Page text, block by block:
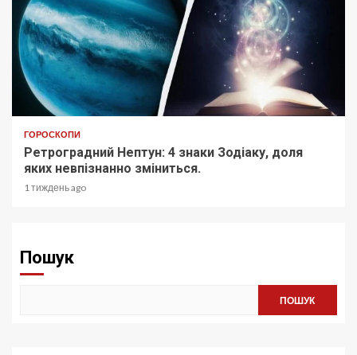
ГОРОСКОПИ
Ретроградний Нептун: 4 знаки Зодіаку, доля
яких невпізнанно зміниться.
1 тиждень ago
Пошук
ПОШУК